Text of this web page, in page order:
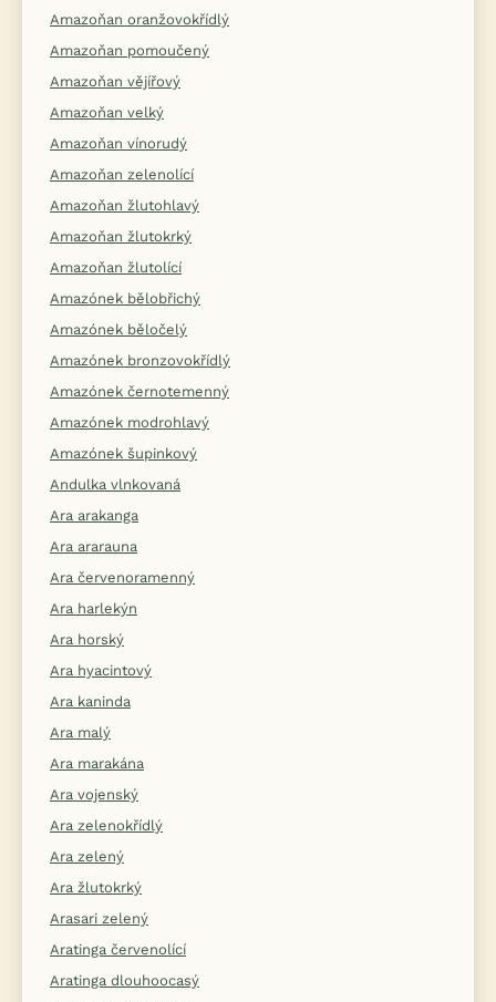
Amazoňan oranžovokřídlý
Amazoňan pomoučený
Amazoňan vějířový
Amazoňan velký
Amazoňan vínorudý
Amazoňan zelenolící
Amazoňan žlutohlavý
Amazoňan žlutokrký
Amazoňan žlutolící
Amazónek bělobřichý
Amazónek běločelý
Amazónek bronzovokřídlý
Amazónek černotemenný
Amazónek modrohlavý
Amazónek šupinkový
Andulka vlnkovaná
Ara arakanga
Ara ararauna
Ara červenoramenný
Ara harlekýn
Ara horský
Ara hyacintový
Ara kaninda
Ara malý
Ara marakána
Ara vojenský
Ara zelenokřídlý
Ara zelený
Ara žlutokrký
Arasari zelený
Aratinga červenolící
Aratinga dlouhoocasý